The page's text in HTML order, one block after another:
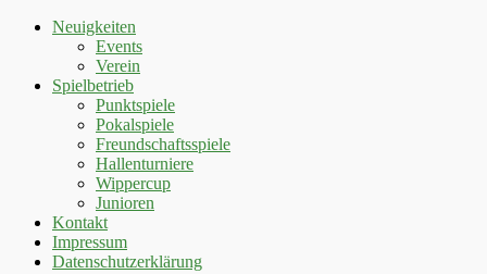
Neuigkeiten
Events
Verein
Spielbetrieb
Punktspiele
Pokalspiele
Freundschaftsspiele
Hallenturniere
Wippercup
Junioren
Kontakt
Impressum
Datenschutzerklärung